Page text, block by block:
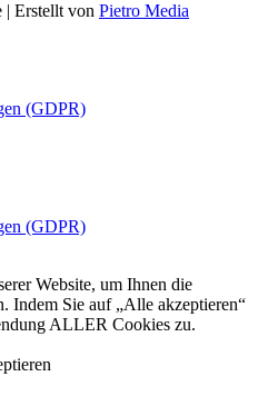
| Erstellt von Pietro Media
(GDPR)
(GDPR)
Website, um Ihnen die
Indem Sie auf „Alle akzeptieren“
ALLER Cookies zu.